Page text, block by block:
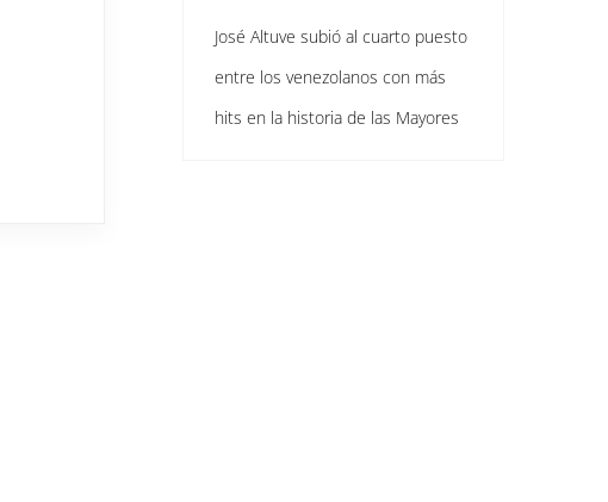
José Altuve subió al cuarto puesto
entre los venezolanos con más
hits en la historia de las Mayores